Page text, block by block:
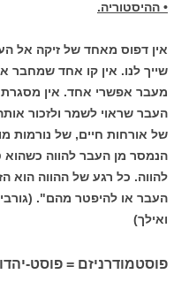
• ההיסטוריה.
אין דפוס מאחד של זיקה אל
שייך לנו. אין קו אחד שמחבר
מעבר אפשרי אחד. אין מסגרת
העבר שראוי לשמר ולזכור
של אורחות חיים, של נורמות
הנמסר מן העבר להווה כשהוא
להווה. כל רגע של ההווה הוא
ואילך)
פוסטמודרניזם = פוסט-